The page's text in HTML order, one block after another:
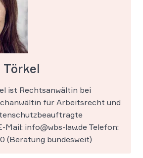
ist Rechtsanwältin bei
für Arbeitsrecht und
Mail: info@wbs-law.de Telefon:
(Beratung bundesweit)